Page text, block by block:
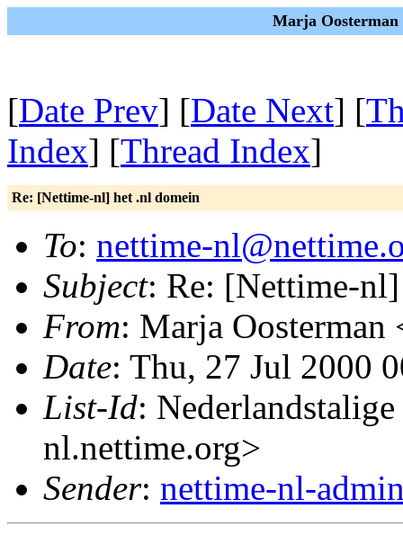
Marja Oosterman
[Date Prev] [Date Next] [
Index] [Thread Index]
Re: [Nettime-nl] het .nl domein
To: nettime-
Subject: Re: [Nettime-
From: Marja Oosterman
Date: Thu, 27 Jul 2000
List-Id:
nl.nettime.org>
Sender: nettime-nl-